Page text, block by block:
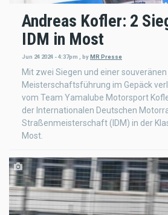
Andreas Kofler: 2
IDM in Most
Jun 24 2024 - 4:37pm byMR Presse
Mit zwei Siegen und einer souveränen
Meisterschaftsführung im Gepäck
vom Team Yamalube Motorsport
der Internationalen Deutschen
Straßenmeisterschaft (IDM) in der
Most.